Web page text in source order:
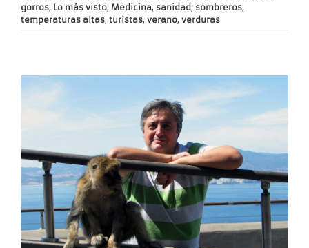
gorros, Lo más visto, Medicina, sanidad, sombreros,
temperaturas altas, turistas, verano, verduras